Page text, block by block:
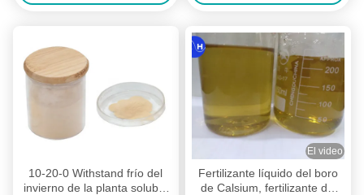
10-20-0 Withstand frío del
invierno de la planta soluble
El video
Fertilizante líquido del boro
de Calsium, fertilizante del